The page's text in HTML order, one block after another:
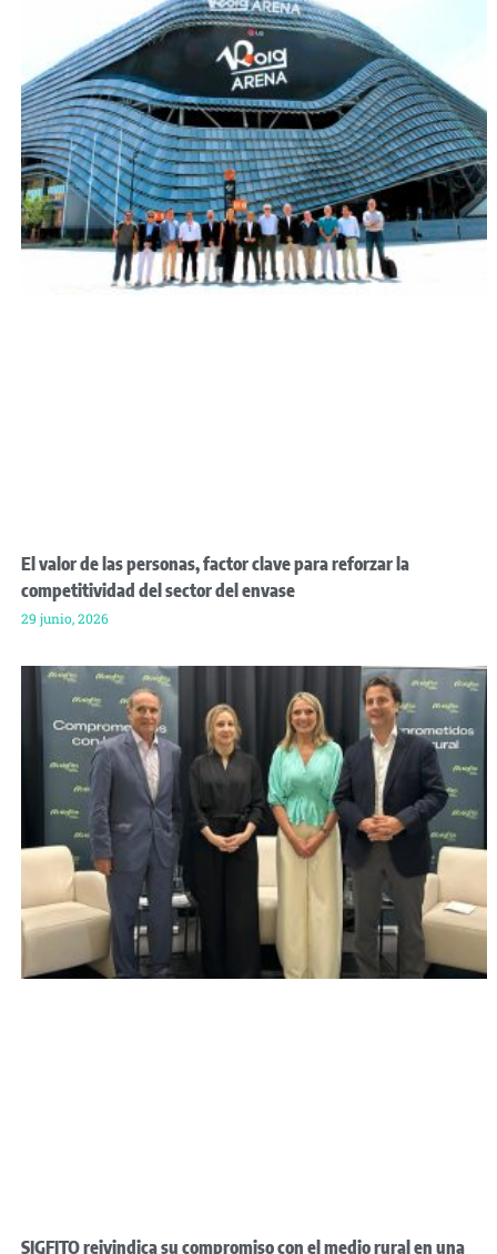
El valor de las personas, factor clave para reforzar la
competitividad del sector del envase
29 junio, 2026
SIGFITO reivindica su compromiso con el medio rural en una